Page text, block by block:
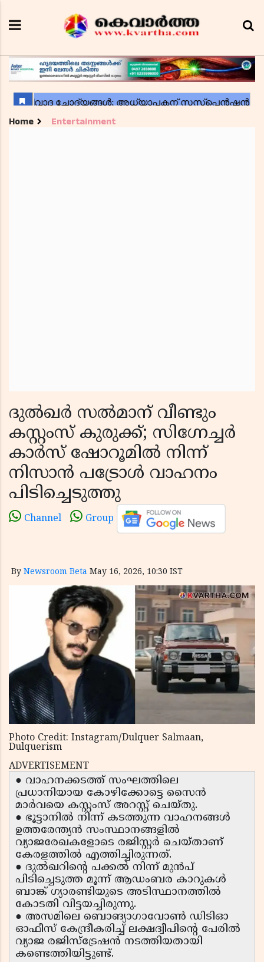
Home Entertainment
ദുൽഖർ സൽമാന് വീണ്ടും
കസ്റ്റംസ് കുരുക്ക്; സിഗ്നേച്ചർ
കാർസ് ഷോറൂമിൽ നിന്ന്
നിസാൻ പട്രോൾ വാഹനം
പിടിച്ചെടുത്തു
Channel Group
By Newsroom Beta May 16, 2026, 10:30 IST
Photo Credit: Instagram/Dulquer Salmaan,
Dulquerism
ADVERTISEMENT
● വാഹനക്കടത്ത് സംഘത്തിലെ
പ്രധാനിയായ കോഴിക്കോട്ടെ സൈൻ
മാർവയെ കസ്റ്റംസ് അറസ്റ്റ് ചെയ്തു.
● ഭൂട്ടാനിൽ നിന്ന് കടത്തുന്ന വാഹനങ്ങൾ
ഉത്തരേന്ത്യൻ സംസ്ഥാനങ്ങളിൽ
വ്യാജരേഖകളോടെ രജിസ്റ്റർ ചെയ്താണ്
കേരളത്തിൽ എത്തിച്ചിരുന്നത്.
● ദുൽഖറിന്റെ പക്കൽ നിന്ന് മുൻപ്
പിടിച്ചെടുത്ത മൂന്ന് ആഡംബര കാറുകൾ
ബാങ്ക് ഗ്യാരണ്ടിയുടെ അടിസ്ഥാനത്തിൽ
കോടതി വിട്ടയച്ചിരുന്നു.
● അസമിലെ ബൊങ്യാഗാവോൺ ഡിടിഓ
ഓഫീസ് കേന്ദ്രീകരിച്ച് ലക്ഷദ്വീപിന്റെ പേരിൽ
വ്യാജ രജിസ്ട്രേഷൻ നടത്തിയതായി
കണ്ടെത്തിയിട്ടുണ്ട്.